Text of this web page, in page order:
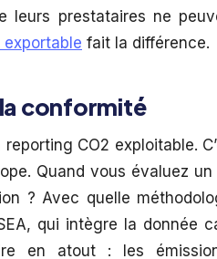
leurs prestataires ne
fait la différence.
conformité
CO2 exploitable.
Quand vous évaluez
? Avec quelle
qui intègre la donnée
en atout : les